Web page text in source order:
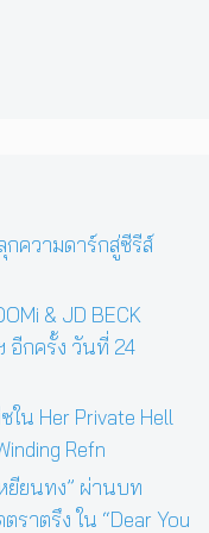
กความดาร์กสู่ซีรีส์
& JD BECK
อีกครั้ง วันที่ 24
น Her Private Hell
Refn
ยียนทง” ผ่านบท
าตรึง ใน “Dear You